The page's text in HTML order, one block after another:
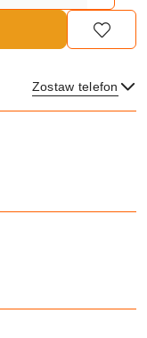
Zostaw telefon